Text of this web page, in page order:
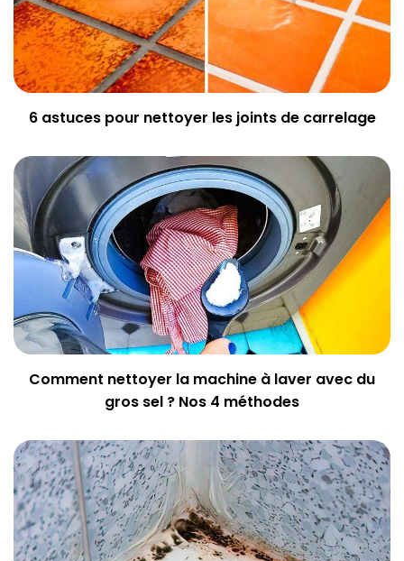
6 astuces pour nettoyer les joints de carrelage
Comment nettoyer la machine à laver avec du
gros sel ? Nos 4 méthodes